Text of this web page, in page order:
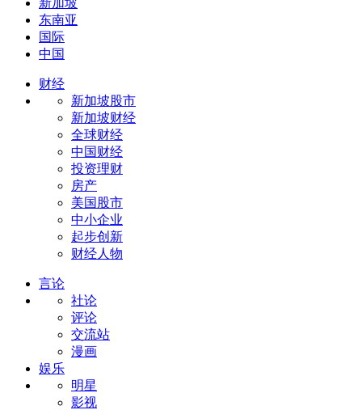
东南亚
国际
中国
财经
新加坡股市
新加坡财经
全球财经
中国财经
投资理财
房产
美国股市
中小企业
起步创新
财经人物
言论
社论
评论
交流站
漫画
娱乐
明星
影视